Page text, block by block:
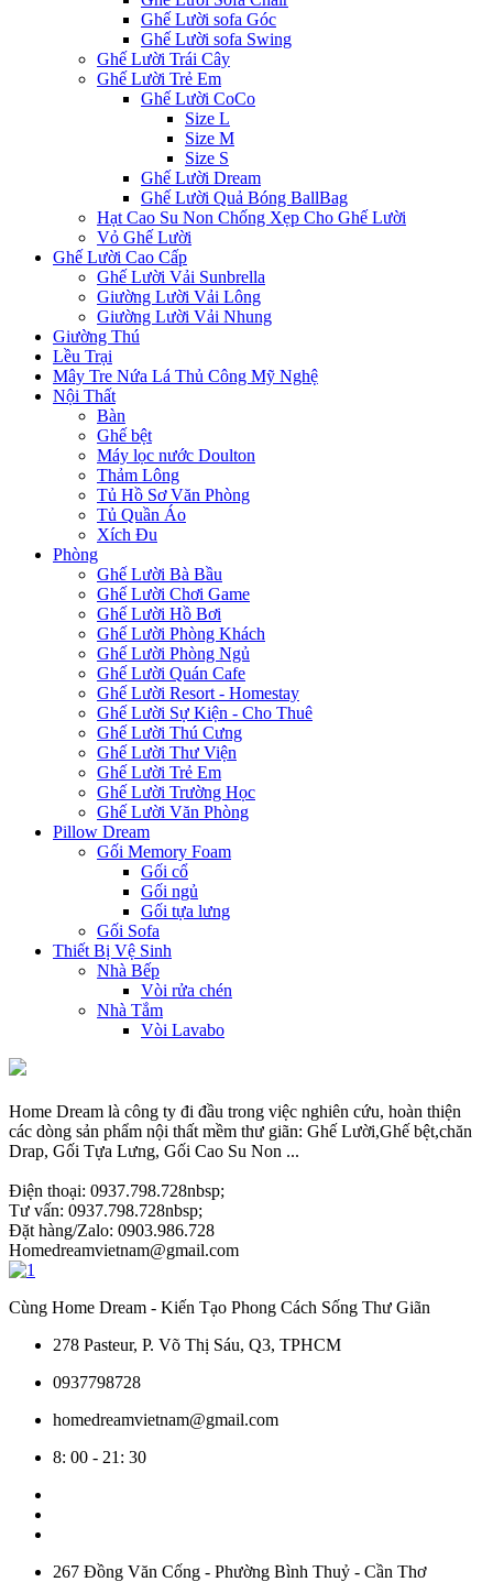
Ghế Lười sofa Góc
Ghế Lười sofa Swing
Ghế Lười Trái Cây
Ghế Lười Trẻ Em
Ghế Lười CoCo
Size L
Size M
Size S
Ghế Lười Dream
Ghế Lười Quả Bóng BallBag
Hạt Cao Su Non Chống Xẹp Cho Ghế Lười
Vỏ Ghế Lười
Ghế Lười Cao Cấp
Ghế Lười Vải Sunbrella
Giường Lười Vải Lông
Giường Lười Vải Nhung
Giường Thú
Lều Trại
Mây Tre Nứa Lá Thủ Công Mỹ Nghệ
Nội Thất
Bàn
Ghế bệt
Máy lọc nước Doulton
Thảm Lông
Tủ Hồ Sơ Văn Phòng
Tủ Quần Áo
Xích Đu
Phòng
Ghế Lười Bà Bầu
Ghế Lười Chơi Game
Ghế Lười Hồ Bơi
Ghế Lười Phòng Khách
Ghế Lười Phòng Ngủ
Ghế Lười Quán Cafe
Ghế Lười Resort - Homestay
Ghế Lười Sự Kiện - Cho Thuê
Ghế Lười Thú Cưng
Ghế Lười Thư Viện
Ghế Lười Trẻ Em
Ghế Lười Trường Học
Ghế Lười Văn Phòng
Pillow Dream
Gối Memory Foam
Gối cổ
Gối ngủ
Gối tựa lưng
Gối Sofa
Thiết Bị Vệ Sinh
Nhà Bếp
Vòi rửa chén
Nhà Tắm
Vòi Lavabo
Home Dream là công ty đi đầu trong việc nghiên cứu, hoàn thiện
các dòng sản phẩm nội thất mềm thư giãn: Ghế Lười,Ghế bệt,chăn
Drap, Gối Tựa Lưng, Gối Cao Su Non ...
Điện thoại: 0937.798.728nbsp;
Tư vấn: 0937.798.728nbsp;
Đặt hàng/Zalo: 0903.986.728
Homedreamvietnam@gmail.com
Cùng Home Dream - Kiến Tạo Phong Cách Sống Thư Giãn
278 Pasteur, P. Võ Thị Sáu, Q3, TPHCM
0937798728
homedreamvietnam@gmail.com
8: 00 - 21: 30
267 Đồng Văn Cống - Phường Bình Thuỷ - Cần Thơ